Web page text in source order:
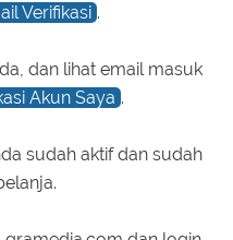
Verifikasi .
dan lihat email masuk
Akun Saya .
sudah aktif dan sudah